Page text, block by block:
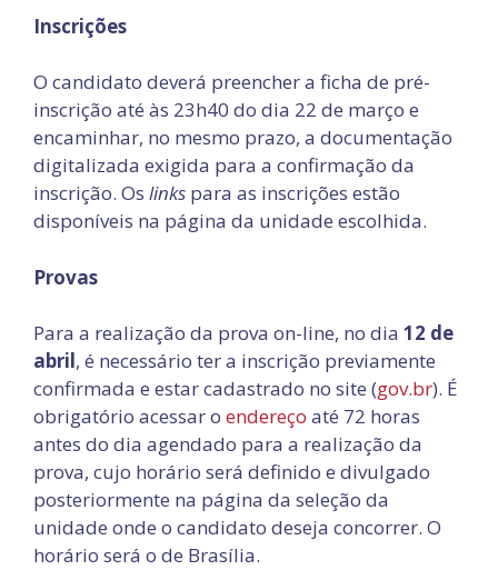
Inscrições
O candidato deverá preencher a ficha de pré-
inscrição até às 23h40 do dia 22 de março e
encaminhar, no mesmo prazo, a documentação
digitalizada exigida para a confirmação da
inscrição. Os links para as inscrições estão
disponíveis na página da unidade escolhida.
Provas
Para a realização da prova on-line, no dia 12 de
abril, é necessário ter a inscrição previamente
confirmada e estar cadastrado no site (gov.br). É
obrigatório acessar o endereço até 72 horas
antes do dia agendado para a realização da
prova, cujo horário será definido e divulgado
posteriormente na página da seleção da
unidade onde o candidato deseja concorrer. O
horário será o de Brasília.